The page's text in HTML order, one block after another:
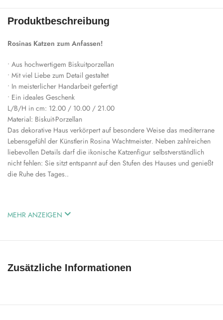
Produktbeschreibung
Rosinas Katzen zum Anfassen!
• Aus hochwertigem Biskuitporzellan
• Mit viel Liebe zum Detail gestaltet
• In meisterlicher Handarbeit gefertigt
• Ein ideales Geschenk
L/B/H in cm: 12.00 / 10.00 / 21.00
Material: Biskuit-Porzellan
Das dekorative Haus verkörpert auf besondere Weise das mediterrane
Lebensgefühl der Künstlerin Rosina Wachtmeister. Neben zahlreichen
liebevollen Details darf die ikonische Katzenfigur selbstverständlich
nicht fehlen: Sie sitzt entspannt auf den Stufen des Hauses und genießt
die Ruhe des Tages..
MEHR ANZEIGEN
Zusätzliche Informationen